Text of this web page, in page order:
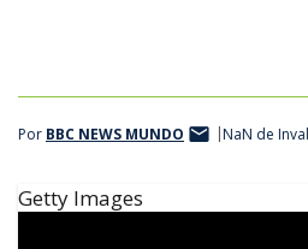
Por BBC NEWS MUNDO NaN de
Getty Images